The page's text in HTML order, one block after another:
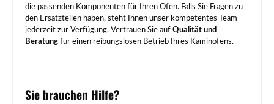
die passenden Komponenten für Ihren Ofen. Falls Sie Fragen zu
den Ersatzteilen haben, steht Ihnen unser kompetentes Team
jederzeit zur Verfügung. Vertrauen Sie auf Qualität und
Beratung für einen reibungslosen Betrieb Ihres Kaminofens.
Sie brauchen Hilfe?